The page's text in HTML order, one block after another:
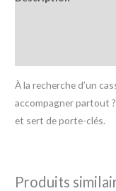
À la recherche d’un
accompagner partout
et sert de porte-clés.
Produits